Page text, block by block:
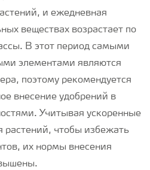
и ежедневная
веществах возрастает по
В этот период самыми
элементами являются
поэтому рекомендуется
внесение удобрений в
Учитывая ускоренные
растений, чтобы избежать
их нормы внесения